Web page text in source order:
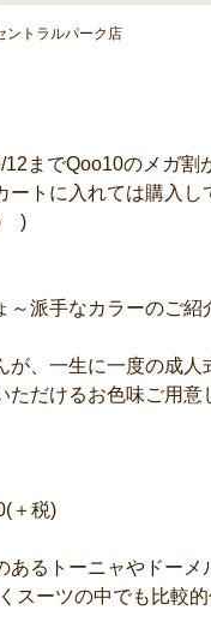
トラルパーク店
までQoo10のメガ割
ートに入れては購入
) )
派手なカラーのご紹
が、一生に一度の成人
だけるお色味ご用意
＋税)
るトーニャやドーメ
スーツの中でも比較